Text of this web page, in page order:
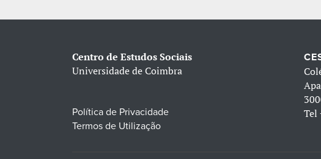
Centro de Estudos Sociais
Universidade de Coimbra
Política de Privacidade
Termos de Utilização
Tel